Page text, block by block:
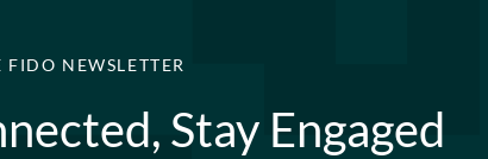
FIDO NEWSLETTER
Stay Engaged